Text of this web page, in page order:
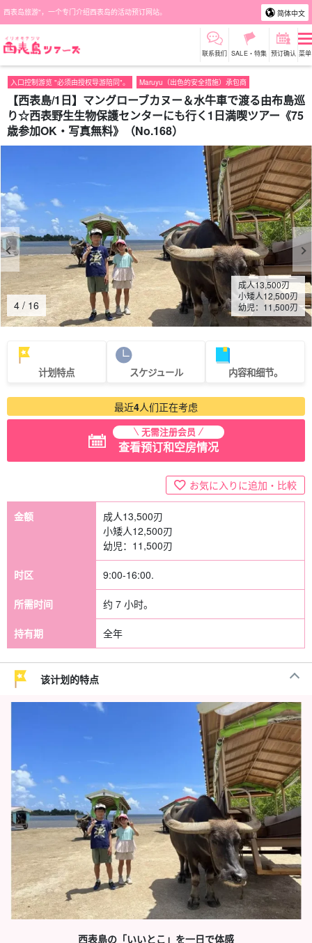
西表岛旅游"，一个专门介绍西表岛的活动预订网站。 简体中文
联系我们 SALE・特集 预订确认 菜单
入口控制游览 "必须由授权导游陪同"。 Maruyu（出色的安全措施）承包商
【西表島/1日】マングローブカヌー＆水牛車で渡る由布島巡
り☆西表野生生物保護センターにも行く1日満喫ツアー《75
歳参加OK・写真無料》（No.168）
4 / 16
成人13,500刃
小矮人12,500刃
幼児： 11,500刃
计划特点 スケジュール 内容和细节。
最近4人们正在考虑
无需注册会员
查看预订和空房情况
お気に入りに追加・比較
金额 成人13,500刃
小矮人12,500刃
幼児： 11,500刃
时区 9:00-16:00.
所需时间 约 7 小时。
持有期 全年
该计划的特点
西表島の「いいとこ」を一日で体感